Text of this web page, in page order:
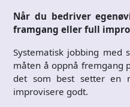
Når du bedriver
framgang eller full
Systematisk jobbing med
måten å oppnå fremgang
det som best setter en
improvisere godt.